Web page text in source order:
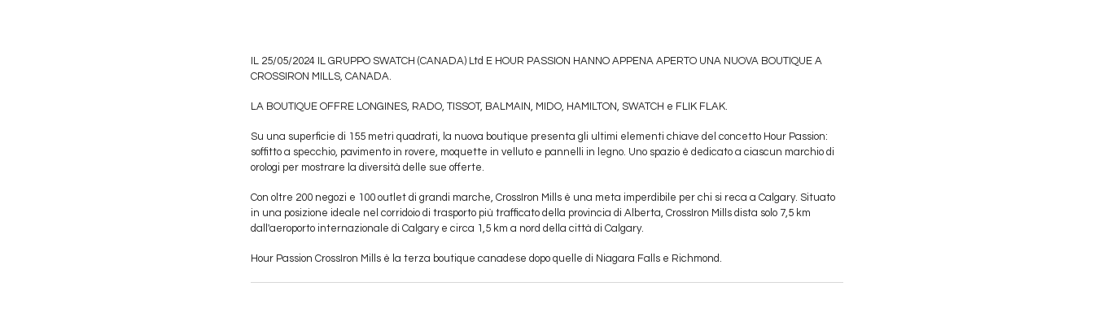
IL 25/05/2024 IL GRUPPO SWATCH (CANADA) Ltd E HOUR PASSION HANNO APPENA APERTO UNA NUOVA BOUTIQUE A
CROSSIRON MILLS, CANADA.
LA BOUTIQUE OFFRE LONGINES, RADO, TISSOT, BALMAIN, MIDO, HAMILTON, SWATCH e FLIK FLAK.
Su una superficie di 155 metri quadrati, la nuova boutique presenta gli ultimi elementi chiave del concetto Hour Passion:
soffitto a specchio, pavimento in rovere, moquette in velluto e pannelli in legno. Uno spazio è dedicato a ciascun marchio di
orologi per mostrare la diversità delle sue offerte.
Con oltre 200 negozi e 100 outlet di grandi marche, CrossIron Mills è una meta imperdibile per chi si reca a Calgary. Situato
in una posizione ideale nel corridoio di trasporto più trafficato della provincia di Alberta, CrossIron Mills dista solo 7,5 km
dall'aeroporto internazionale di Calgary e circa 1,5 km a nord della città di Calgary.
Hour Passion CrossIron Mills è la terza boutique canadese dopo quelle di Niagara Falls e Richmond.